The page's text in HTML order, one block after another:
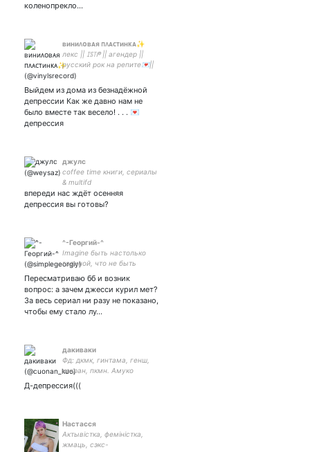
коленопрекло…
ʙиниᴧᴏʙᴀя ᴨᴧᴀᴄᴛинᴋᴀ✨
лекс || ꀤꌗ꓄ᖘ || агендер ||
русский рок на репите💌||
из клана поповцев ||
беливер || минские коты
любимые❤️‍🩹|| ива плакучая,
а я смешнючий || а если
бревно?
Выйдем из дома из безнадёжной
депрессии Как же давно нам не
было вместе так весело! . . . 💌
депрессия
джулс
coffee time книги, сериалы
& multifd⠀ ⠀⠀
впереди нас ждёт осенняя
депрессия вы готовы?
^-Георгий-^
Imagine быть настолько
гадиной, что не быть
🇷🇺 танковый спецназ
карательных сил
Пересматриваю бб и возник
вопрос: а зачем джесси курил мет?
За весь сериал ни разу не показано,
чтобы ему стало лу…
дакиваки
Фд: дкмк, гинтама, генш,
кекран, пкмн. Амуко
ванлав🤡// – рисовашки// –
лучшая талантливая
Д-депрессия(((
Настасся
Актывістка, феміністка,
жмаць, сэкс-